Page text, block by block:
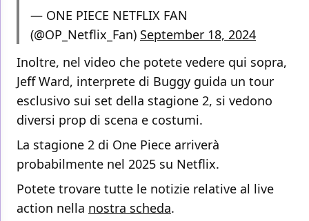
— ONE PIECE NETFLIX FAN
(@OP_Netflix_Fan) September 18, 2024
Inoltre, nel video che potete vedere qui sopra,
Jeff Ward, interprete di Buggy guida un tour
esclusivo sui set della stagione 2, si vedono
diversi prop di scena e costumi.
La stagione 2 di One Piece arriverà
probabilmente nel 2025 su Netflix.
Potete trovare tutte le notizie relative al live
action nella nostra scheda.